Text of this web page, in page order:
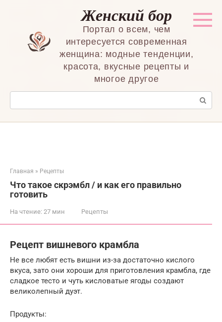
Женский бор
Портал о всем, чем
интересуется современная
женщина: модные тенденции,
красота, вкусные рецепты и
многое другое
Поиск:
Главная » Рецепты
Что такое скрэмбл / и как его правильно
готовить
На чтение: 27 мин Рецепты
Рецепт вишневого крамбла
Не все любят есть вишни из-за достаточно кислого
вкуса, зато они хороши для приготовления крамбла, где
сладкое тесто и чуть кисловатые ягоды создают
великолепный дуэт.
Продукты: